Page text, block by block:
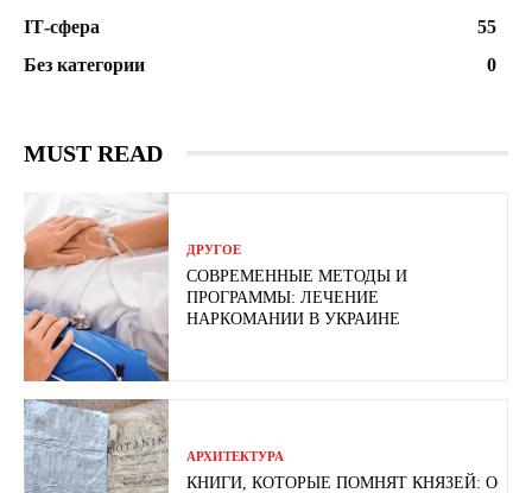
ІТ-сфера
55
Без категории
0
MUST READ
ДРУГОЕ
СОВРЕМЕННЫЕ МЕТОДЫ И
ПРОГРАММЫ: ЛЕЧЕНИЕ
НАРКОМАНИИ В УКРАИНЕ
АРХИТЕКТУРА
КНИГИ, КОТОРЫЕ ПОМНЯТ КНЯЗЕЙ: О